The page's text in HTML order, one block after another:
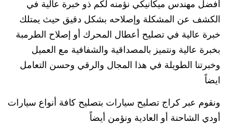
أفضل مهندس ميكانيكي نؤمنه لكم ذو خبرة عالية في
الكشف عن المشكلة وإصلاحه بشكل دقيق حيث يمتلك
خبرة عالية في تصليح أعطال المحرك أو إصلاح الطرمبة
بخبرة عالية ونتميز بالمصداقية والشفافية مع العميل
وخبرتنا الطويلة في هذا المجال والرقي وحسن التعامل
ايضاً
ونقوم عبر كراج تصليح سيارات بتصليح كافة أنواع سيارات
أودي الشاحنة أو العادية ونؤمن أيضاً